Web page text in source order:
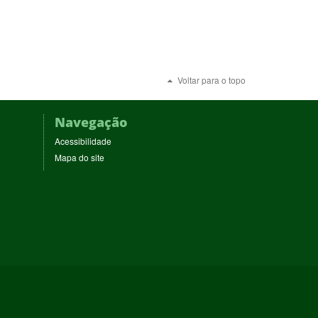
Voltar para o topo
Navegação
Acessibilidade
Mapa do site